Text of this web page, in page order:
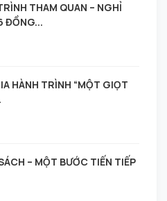
THAM QUAN – NGHỈ
ĐỒNG...
HÀNH TRÌNH “MỘT GIỌT
– MỘT BƯỚC TIẾN TIẾP